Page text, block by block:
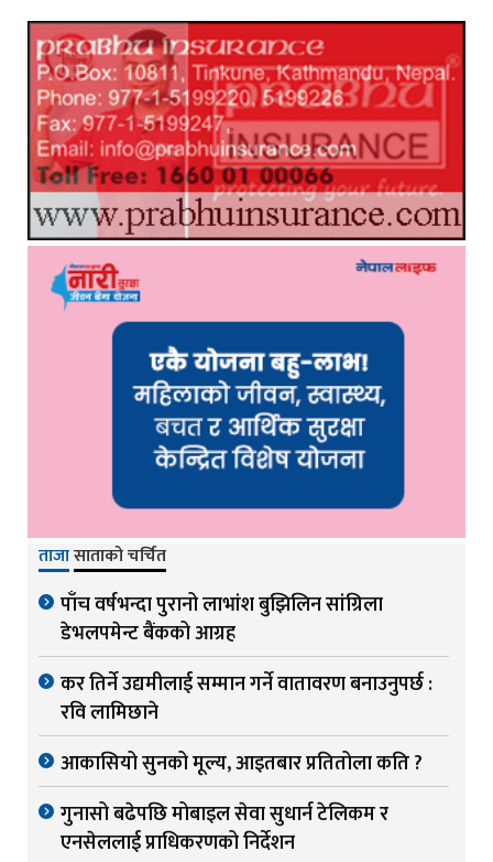
ताजासाताको चर्चित
पाँच वर्षभन्दा पुरानो लाभांश बुझिलिन सांग्रिला
डेभलपमेन्ट बैंकको आग्रह
कर तिर्ने उद्यमीलाई सम्मान गर्ने वातावरण बनाउनुपर्छ :
रवि लामिछाने
आकासियो सुनको मूल्य, आइतबार प्रतितोला कति ?
गुनासो बढेपछि मोबाइल सेवा सुधार्न टेलिकम र
एनसेललाई प्राधिकरणको निर्देशन